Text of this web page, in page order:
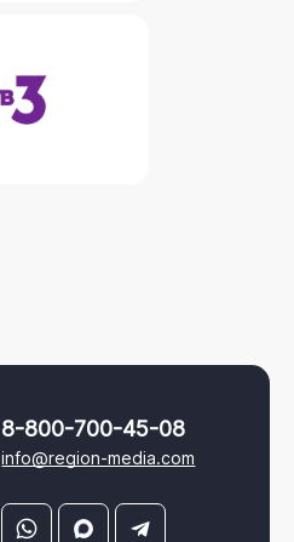
8-800-700-45-08
info@region-media.com